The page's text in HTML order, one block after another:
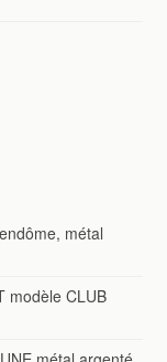
métal
modèle CLUB